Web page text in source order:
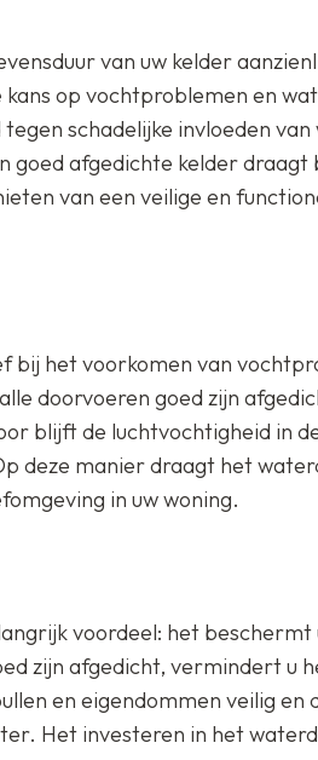
van uw kelder
op vochtproblemen en
schadelijke invloeden
afgedichte kelder draagt
van een veilige en
bij het voorkomen van
doorvoeren goed zijn
blijft de luchtvochtigheid in
deze manier draagt het
in uw woning.
voordeel: het beschermt
zijn afgedicht, vermindert u
en eigendommen veilig en
Het investeren in het